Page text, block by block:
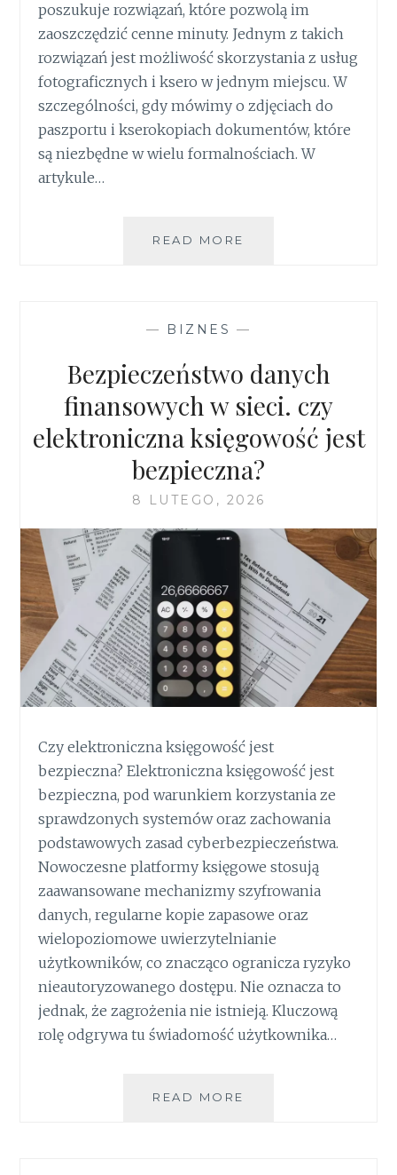
poszukuje rozwiązań, które pozwolą im
zaoszczędzić cenne minuty. Jednym z takich
rozwiązań jest możliwość skorzystania z usług
fotograficznych i ksero w jednym miejscu. W
szczególności, gdy mówimy o zdjęciach do
paszportu i kserokopiach dokumentów, które
są niezbędne w wielu formalnościach. W
artykule…
READ MORE
MIEJSCU
— BIZNES —
Bezpieczeństwo danych
finansowych w sieci. czy
elektroniczna księgowość jest
bezpieczna?
8 LUTEGO, 2026
Czy elektroniczna księgowość jest
bezpieczna? Elektroniczna księgowość jest
bezpieczna, pod warunkiem korzystania ze
sprawdzonych systemów oraz zachowania
podstawowych zasad cyberbezpieczeństwa.
Nowoczesne platformy księgowe stosują
zaawansowane mechanizmy szyfrowania
danych, regularne kopie zapasowe oraz
wielopoziomowe uwierzytelnianie
użytkowników, co znacząco ogranicza ryzyko
nieautoryzowanego dostępu. Nie oznacza to
jednak, że zagrożenia nie istnieją. Kluczową
rolę odgrywa tu świadomość użytkownika…
READ MORE